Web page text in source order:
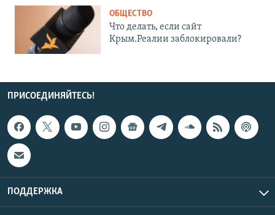
ОБЩЕСТВО
Что делать, если сайт
Крым.Реалии заблокировали?
ПРИСОЕДИНЯЙТЕСЬ!
ПОДДЕРЖКА